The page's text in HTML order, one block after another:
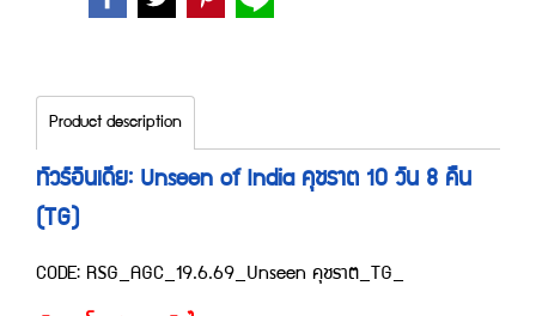
Product description
ทัวร์อินเดีย: Unseen of India คุชราต 10 วัน 8 คืน
(TG)
CODE: RSG_AGC_19.6.69_Unseen คุชราต_TG_